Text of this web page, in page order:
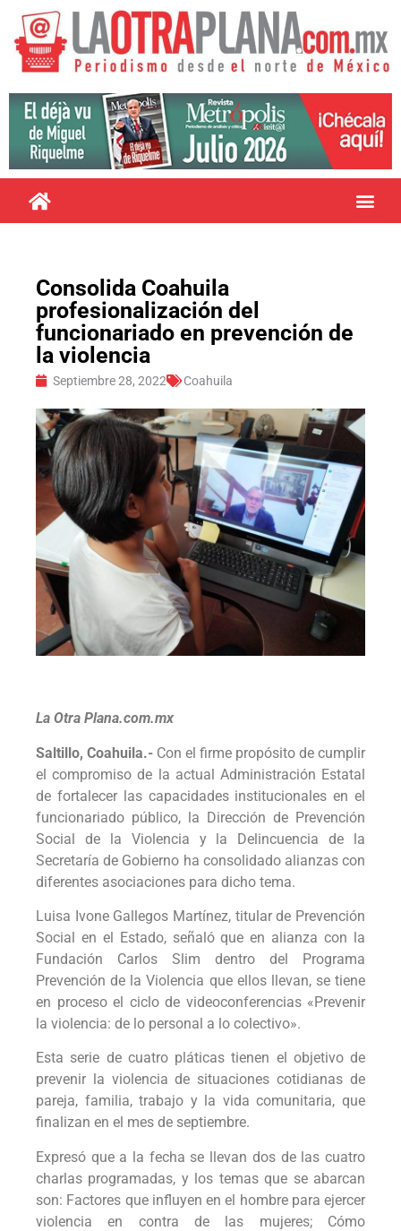
Consolida Coahuila
profesionalización del
funcionariado en prevención de
la violencia
Septiembre 28, 2022 Coahuila
La Otra Plana.com.mx
Saltillo, Coahuila.- Con el firme propósito de cumplir
el compromiso de la actual Administración Estatal
de fortalecer las capacidades institucionales en el
funcionariado público, la Dirección de Prevención
Social de la Violencia y la Delincuencia de la
Secretaría de Gobierno ha consolidado alianzas con
diferentes asociaciones para dicho tema.
Luisa Ivone Gallegos Martínez, titular de Prevención
Social en el Estado, señaló que en alianza con la
Fundación Carlos Slim dentro del Programa
Prevención de la Violencia que ellos llevan, se tiene
en proceso el ciclo de videoconferencias «Prevenir
la violencia: de lo personal a lo colectivo».
Esta serie de cuatro pláticas tienen el objetivo de
prevenir la violencia de situaciones cotidianas de
pareja, familia, trabajo y la vida comunitaria, que
finalizan en el mes de septiembre.
Expresó que a la fecha se llevan dos de las cuatro
charlas programadas, y los temas que se abarcan
son: Factores que influyen en el hombre para ejercer
violencia en contra de las mujeres; Cómo